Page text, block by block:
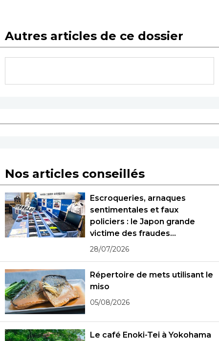
Autres articles de ce dossier
Nos articles conseillés
Escroqueries, arnaques
sentimentales et faux
policiers : le Japon grande
victime des fraudes
spécialisées
28/07/2026
Répertoire de mets utilisant le
miso
05/08/2026
Le café Enoki-Tei à Yokohama